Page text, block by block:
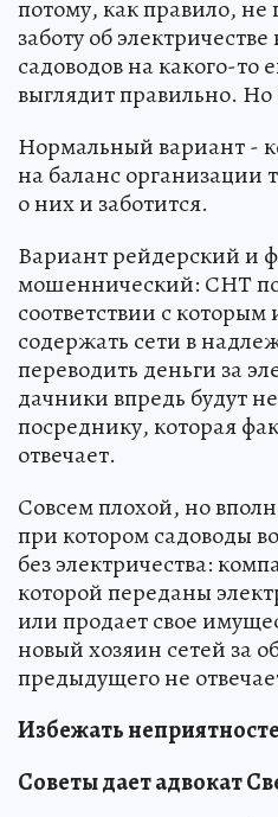
потому, как правило,
заботу об
садоводов на какого-
выглядит правильно.
Нормальный вариант -
на баланс
о них и заботится.
Вариант рейдерский и
мошеннический: СНТ
соответствии с
содержать сети в
переводить деньги за
дачники впредь будут
посреднику, которая
отвечает.
Совсем плохой, но
при котором садоводы
без электричества:
которой переданы
или продает свое
новый хозяин сетей за
предыдущего не
Избежать
Советы дает адвокат